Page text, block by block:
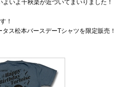
いよ千秋楽が近づいてまいりました！
！
ス松本バースデーTシャツを限定販売！